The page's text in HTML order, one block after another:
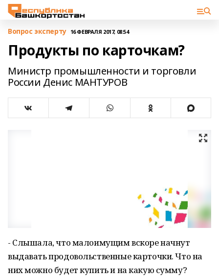
Вопрос эксперту 16 ФЕВРАЛЯ 2017, 08:54
Продукты по карточкам?
Министр промышленности и торговли
России Денис МАНТУРОВ
- Слышала, что малоимущим вскоре начнут
выдавать продовольственные карточки. Что на
них можно будет купить и на какую сумму?